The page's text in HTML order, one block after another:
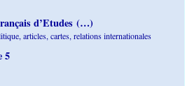
d’Etudes (…)
articles, cartes, relations internationales
5